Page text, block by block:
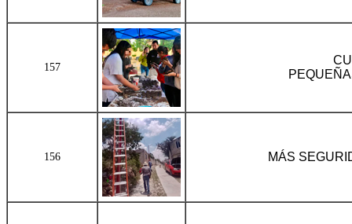
157
156 MÁS